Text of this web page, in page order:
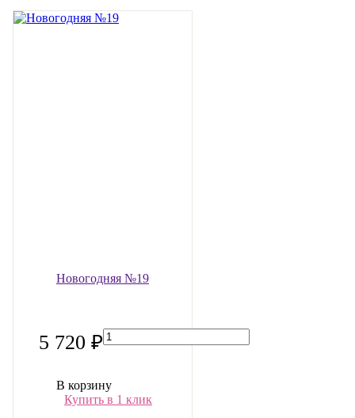
Новогодняя №19
5 720 ₽
В корзину
Купить в 1 клик